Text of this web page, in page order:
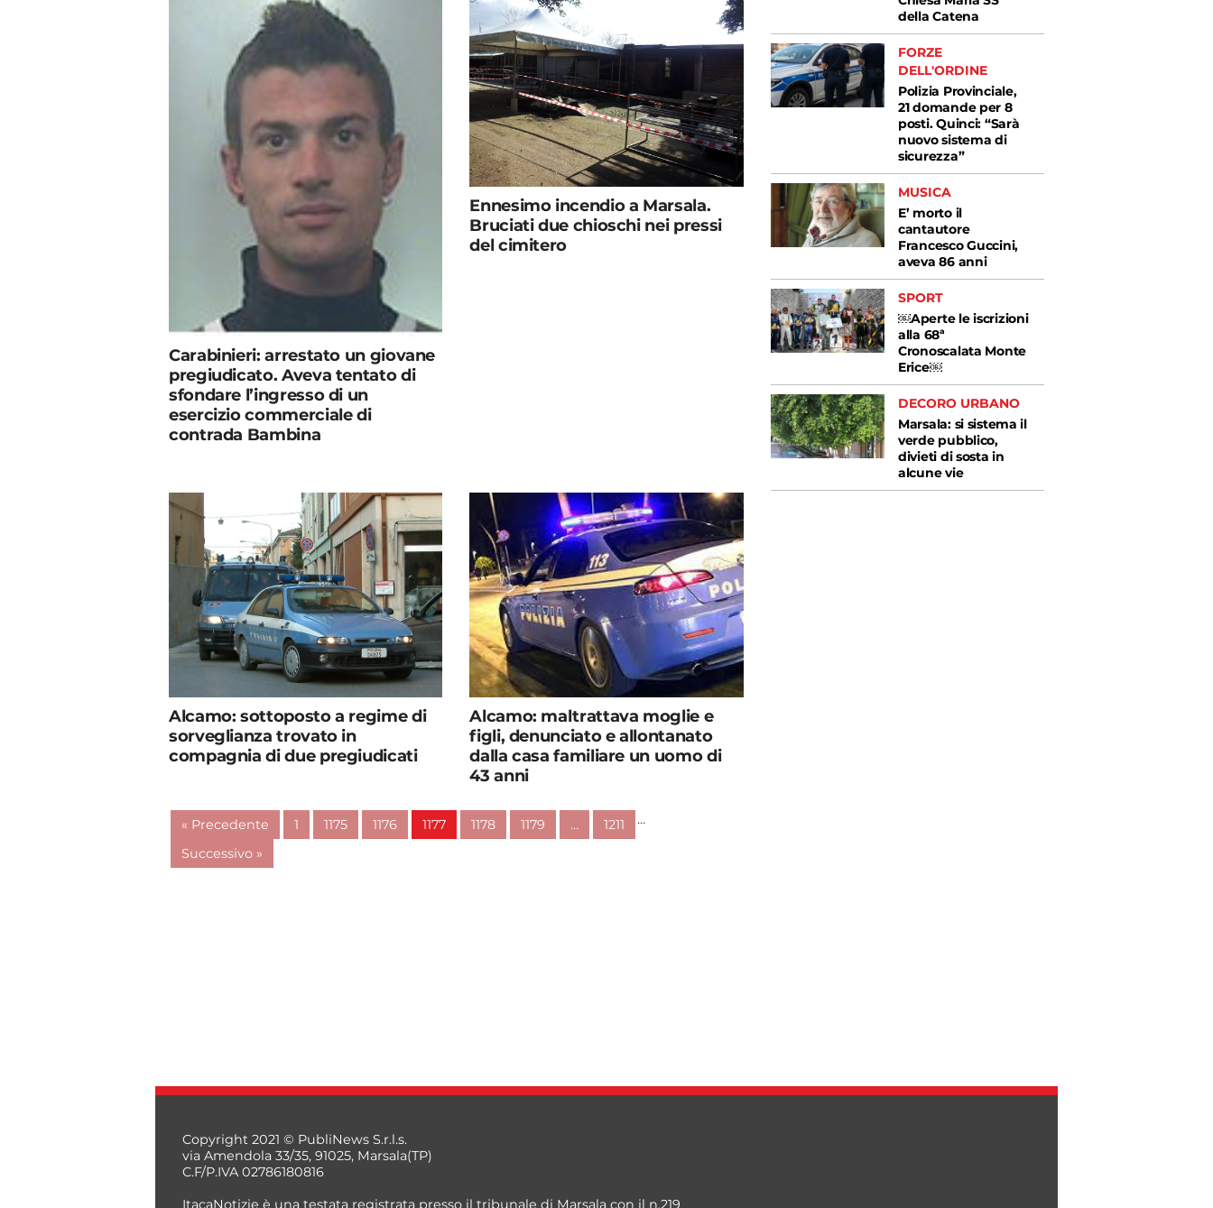
Carabinieri: arrestato un giovane
pregiudicato. Aveva tentato di
sfondare l’ingresso di un
esercizio commerciale di
contrada Bambina
Ennesimo incendio a Marsala.
Bruciati due chioschi nei pressi
del cimitero
Alcamo: sottoposto a regime di
sorveglianza trovato in
compagnia di due pregiudicati
Alcamo: maltrattava moglie e
figli, denunciato e allontanato
dalla casa familiare un uomo di
43 anni
« Precedente 1 …
1175 1176 1177 1178 1179 …
1211
Successivo »
della Catena
FORZE
DELL'ORDINE
Polizia Provinciale,
21 domande per 8
posti. Quinci: “Sarà
nuovo sistema di
sicurezza”
MUSICA
E’ morto il
cantautore
Francesco Guccini,
aveva 86 anni
SPORT
￼Aperte le iscrizioni
alla 68ª
Cronoscalata Monte
Erice￼
DECORO URBANO
Marsala: si sistema il
verde pubblico,
divieti di sosta in
alcune vie
Copyright 2021 © PubliNews S.r.l.s.
via Amendola 33/35, 91025, Marsala(TP)
C.F/P.IVA 02786180816
ItacaNotizie è una testata registrata presso il tribunale di Marsala con il n.219